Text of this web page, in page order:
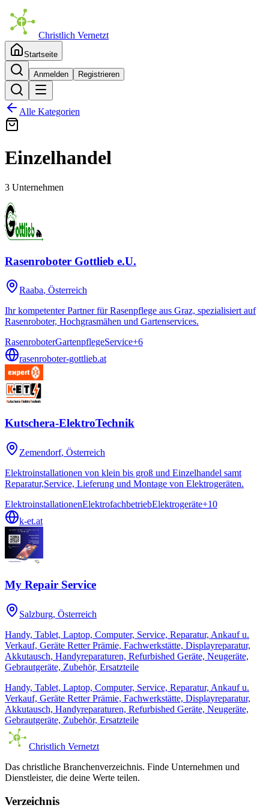
Christlich Vernetzt
Startseite
Anmelden Registrieren
Alle Kategorien
Einzelhandel
3 Unternehmen
Rasenroboter Gottlieb e.U.
Raaba, Österreich
Ihr kompetenter Partner für Rasenpflege aus Graz, spezialisiert auf
Rasenroboter, Hochgrasmähen und Gartenservices.
RasenroboterGartenpflegeService+6
rasenroboter-gottlieb.at
Kutschera-ElektroTechnik
Zemendorf, Österreich
Elektroinstallationen von klein bis groß und Einzelhandel samt
Reparatur,Service, Lieferung und Montage von Elektrogeräten.
ElektroinstallationenElektrofachbetriebElektrogeräte+10
k-et.at
My Repair Service
Salzburg, Österreich
Handy, Tablet, Laptop, Computer, Service, Reparatur, Ankauf u.
Verkauf, Geräte Retter Prämie, Fachwerkstätte, Displayreparatur,
Akkutausch, Handyreparaturen, Refurbished Geräte, Neugeräte,
Gebrautgeräte, Zubehör, Ersatzteile
Handy, Tablet, Laptop, Computer, Service, Reparatur, Ankauf u.
Verkauf, Geräte Retter Prämie, Fachwerkstätte, Displayreparatur,
Akkutausch, Handyreparaturen, Refurbished Geräte, Neugeräte,
Gebrautgeräte, Zubehör, Ersatzteile
Christlich Vernetzt
Das christliche Branchenverzeichnis. Finde Unternehmen und
Dienstleister, die deine Werte teilen.
Verzeichnis